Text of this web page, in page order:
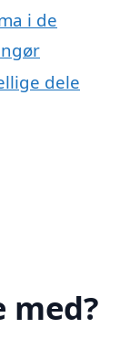
i de
dele